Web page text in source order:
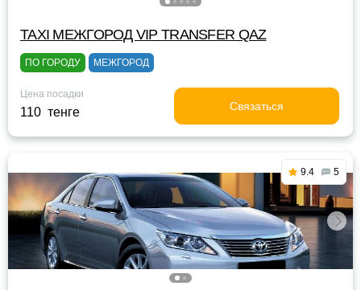
TAXI МЕЖГОРОД VIP TRANSFER QАZ
ПО ГОРОДУ МЕЖГОРОД
Цена посадки
110 тенге Связаться
9.4 5